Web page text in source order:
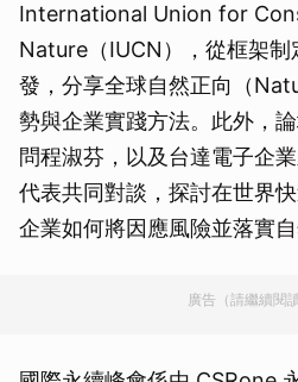
International Union for
Nature（IUCN），從框架制
發，分享全球自然正向（
勢與企業實踐方法。此外，
問程淑芬，以及台達電子企
代表共同對談，探討在世界
企業如何將因應風險並落實自
廣告（請繼續閱